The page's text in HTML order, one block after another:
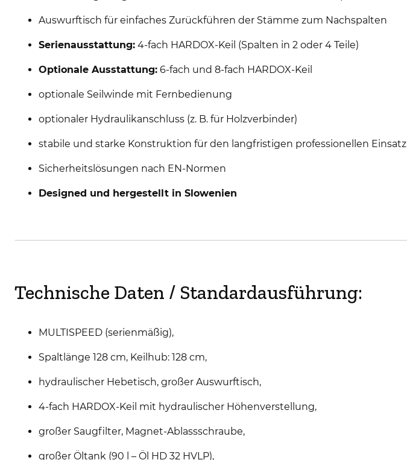
Auswurftisch für einfaches Zurückführen der Stämme zum Nachspalten
Serienausstattung:4-fach HARDOX-Keil (Spalten in 2 oder 4 Teile)
Optionale Ausstattung:6-fach und 8-fach HARDOX-Keil
optionale Seilwinde mit Fernbedienung
optionaler Hydraulikanschluss (z. B. für Holzverbinder)
stabile und starke Konstruktion für den langfristigen professionellen Einsatz
Sicherheitslösungen nach EN-Normen
Designed und hergestellt in Slowenien
Technische Daten / Standardausführung:
MULTISPEED (serienmäßig),
Spaltlänge 128 cm, Keilhub: 128 cm,
hydraulischer Hebetisch, großer Auswurftisch,
4-fach HARDOX-Keil mit hydraulischer Höhenverstellung,
großer Saugfilter, Magnet-Ablassschraube,
großer Öltank (90 l – Öl HD 32 HVLP),